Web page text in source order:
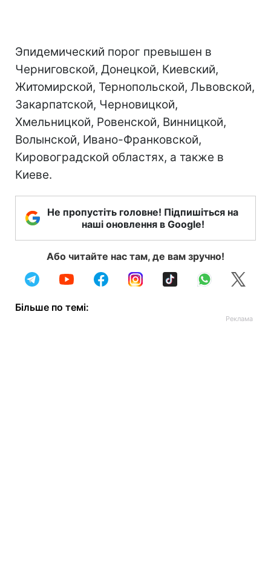
Эпидемический порог превышен в
Черниговской, Донецкой, Киевский,
Житомирской, Тернопольской, Львовской,
Закарпатской, Черновицкой,
Хмельницкой, Ровенской, Винницкой,
Волынской, Ивано-Франковской,
Кировоградской областях, а также в
Киеве.
Не пропустіть головне! Підпишіться на
наші оновлення в Google!
Або читайте нас там, де вам зручно!
Більше по темі: